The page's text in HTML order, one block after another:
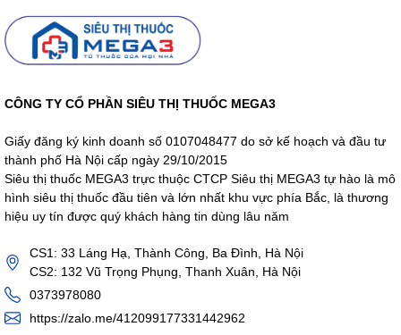
CÔNG TY CỔ PHẦN SIÊU THỊ THUỐC MEGA3
Giấy đăng ký kinh doanh số 0107048477 do sở kế hoạch và đầu tư
thành phố Hà Nội cấp ngày 29/10/2015
Siêu thị thuốc MEGA3 trực thuộc CTCP Siêu thị MEGA3 tự hào là mô
hình siêu thị thuốc đầu tiên và lớn nhất khu vực phía Bắc, là thương
hiệu uy tín được quý khách hàng tin dùng lâu năm
CS1: 33 Láng Hạ, Thành Công, Ba Đình, Hà Nội
CS2: 132 Vũ Trọng Phụng, Thanh Xuân, Hà Nội
0373978080
https://zalo.me/412099177331442962